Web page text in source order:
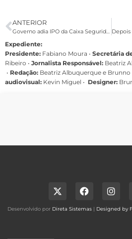
ANTERIOR
Governo adia IPO da Caixa Seguridade devido a economia mundial
Expediente:
Presidente: Fabiano Moura • Secretária
Ribeiro • Jornalista Responsável: Beatriz
• Redação: Beatriz Albuquerque e Brunno
audiovisual: Kevin Miguel • Designer:
Desenvolvido por Direta Sistemas | Designed by